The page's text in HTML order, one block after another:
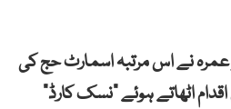
نے اس مرتبہ اسمارٹ حج کی
اٹھاتے ہوئے “نسک کارڈ”